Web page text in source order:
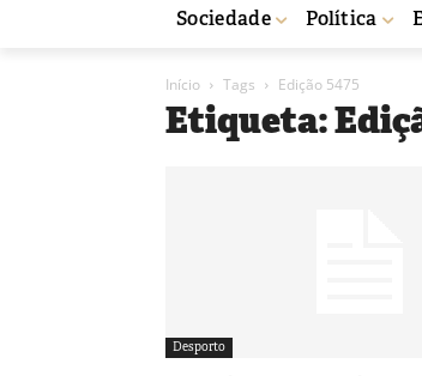
Sociedade Política
Início Tags Edição 5475
Etiqueta:
Desporto